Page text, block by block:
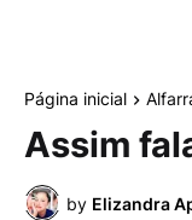
Página inicial
Assim
by Elizandra